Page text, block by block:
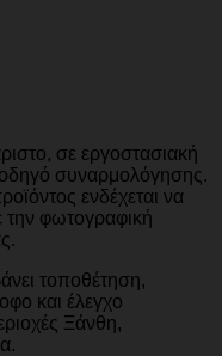
σε εργοστασιακή
συναρμολόγησης.
ενδέχεται να
την φωτογραφική
τοποθέτηση,
και έλεγχο
Ξάνθη,